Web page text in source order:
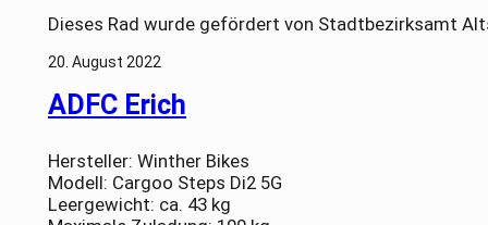
Dieses Rad wurde gefördert von Stadtbezirksamt
20. August 2022
ADFC Erich
Hersteller: Winther Bikes
Modell: Cargoo Steps Di2 5G
Leergewicht: ca. 43 kg